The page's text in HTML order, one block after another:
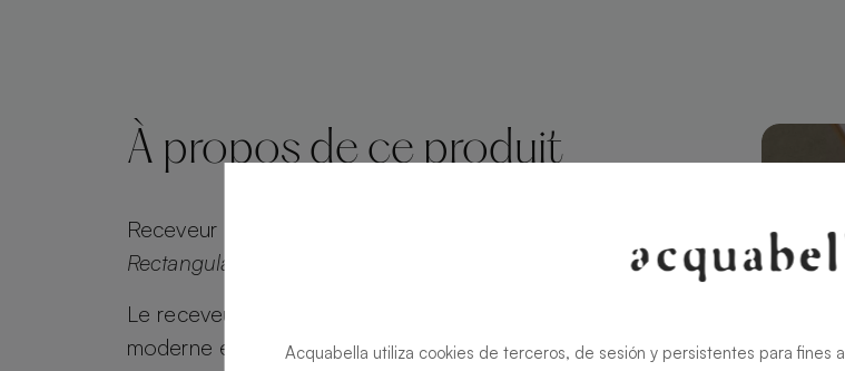
À propos de ce produit
Receveur de douche
Rectangulaire 200 X 70
Le receveur de douche Alma Slate allie style
moderne et attrait intemporel. Alma Slate conserve
Acquabella utiliza cookies de terceros, de sesión y persistentes para fines